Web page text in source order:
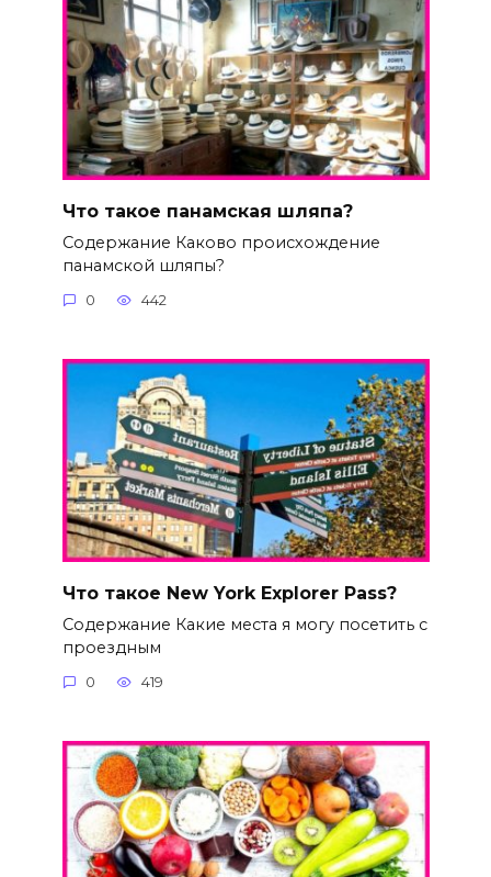
Что такое панамская шляпа?
Содержание Каково происхождение
панамской шляпы?
0 442
Что такое New York Explorer Pass?
Содержание Какие места я могу посетить с
проездным
0 419